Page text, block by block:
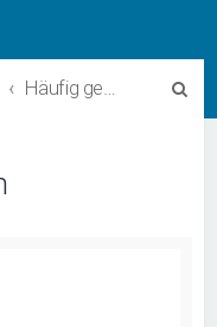
Häufig gestellte Fragen